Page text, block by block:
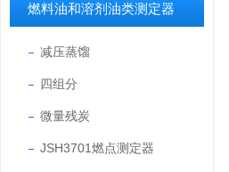
燃料油和溶剂油类测定器
减压蒸馏
四组分
微量残炭
JSH3701燃点测定器